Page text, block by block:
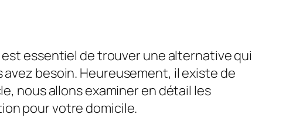
essentiel de trouver une alternative qui
besoin. Heureusement, il existe de
nous allons examiner en détail les
pour votre domicile.